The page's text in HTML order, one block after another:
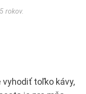
rokov.
toľko kávy,